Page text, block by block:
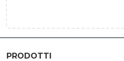
PRODOTTI